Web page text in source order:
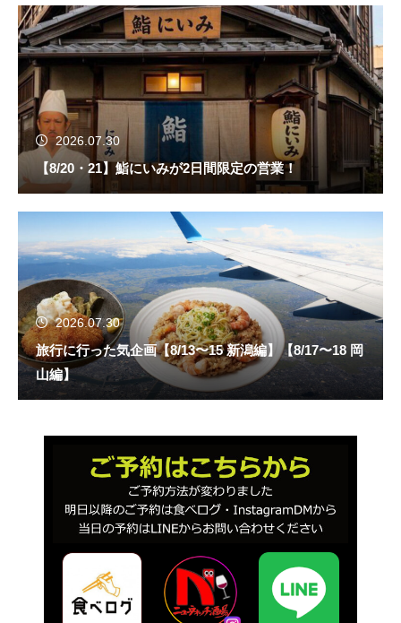
2026.07.30
【8/20・21】鮨にいみが2日間限定の営業！
2026.07.30
旅行に行った気企画【8/13〜15 新潟編】【8/17〜18 岡
山編】